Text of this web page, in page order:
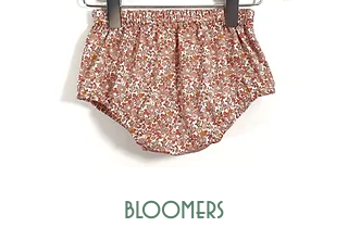
bloomers